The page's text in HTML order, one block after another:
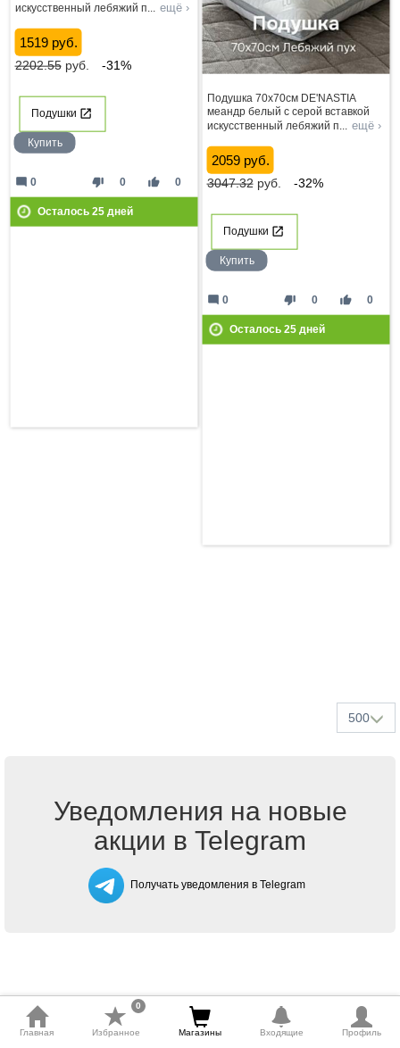
искусственный лебяжий п
ещё ›
1519 руб.
2202.55руб. -31%
Подушки
Купить
thumb_down 0 thumb_up 0
mode_comment 0
Осталось 25дней
Подушка 70x70см DE'NASTIA
меандр белый с серой вставкой
искусственный лебяжий п
ещё ›
2059 руб.
3047.32руб. -32%
Подушки
Купить
thumb_down 0 thumb_up 0
mode_comment 0
Осталось 25дней
500
Уведомления на новые
акции в Telegram
Получать уведомления в Telegram
Главная Избранное
0
Магазины Входящие Профиль